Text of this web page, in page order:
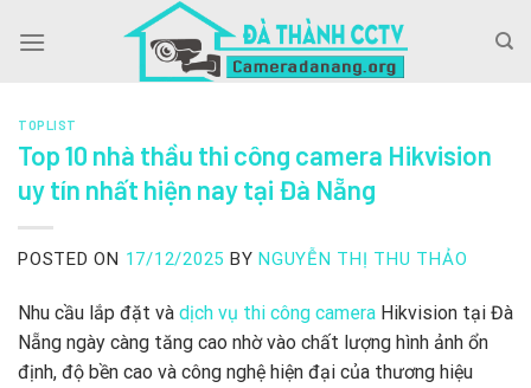
TOPLIST
Top 10 nhà thầu thi công camera Hikvision
uy tín nhất hiện nay tại Đà Nẵng
POSTED ON 17/12/2025 BY NGUYỄN THỊ THU THẢO
Nhu cầu lắp đặt và dịch vụ thi công camera Hikvision tại Đà
Nẵng ngày càng tăng cao nhờ vào chất lượng hình ảnh ổn
định, độ bền cao và công nghệ hiện đại của thương hiệu